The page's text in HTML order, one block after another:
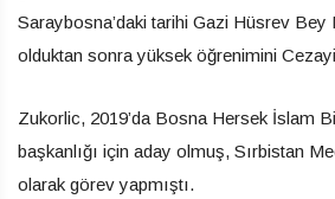
Saraybosna’daki tarihi Gazi Hüsrev
olduktan sonra yüksek öğrenimini
Zukorlic, 2019’da Bosna Hersek İslam
başkanlığı için aday olmuş, Sırbistan
olarak görev yapmıştı.